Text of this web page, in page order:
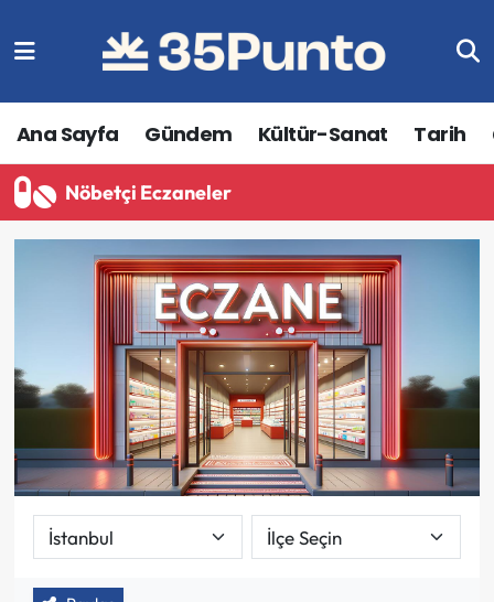
Ana Sayfa Gündem Kültür-Sanat Tarih
Nöbetçi Eczaneler